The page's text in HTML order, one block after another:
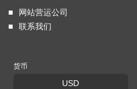
网站营运公司
联系我们
货币
USD